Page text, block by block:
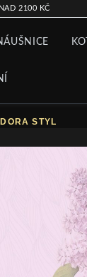
2100 KČ
STYL